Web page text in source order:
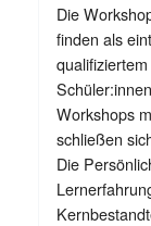
Die
finden als
Workshops
schließen
Die